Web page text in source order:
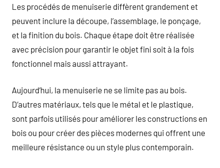
Les procédés de menuiserie diffèrent grandement et
peuvent inclure la découpe, l’assemblage, le ponçage,
et la finition du bois. Chaque étape doit être réalisée
avec précision pour garantir le objet fini soit à la fois
fonctionnel mais aussi attrayant.
Aujourd’hui, la menuiserie ne se limite pas au bois.
D’autres matériaux, tels que le métal et le plastique,
sont parfois utilisés pour améliorer les constructions en
bois ou pour créer des pièces modernes qui offrent une
meilleure résistance ou un style plus contemporain.